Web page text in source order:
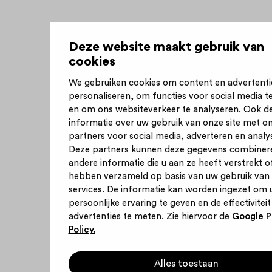
Deze website maakt gebruik van
cookies
We gebruiken cookies om content en
personaliseren, om functies voor social media
en om ons websiteverkeer te analyseren. Ook
informatie over uw gebruik van onze site met
partners voor social media, adverteren en
Deze partners kunnen deze gegevens
andere informatie die u aan ze heeft verstrekt
hebben verzameld op basis van uw gebruik van
services. De informatie kan worden ingezet om
persoonlijke ervaring te geven en de effectiviteit
advertenties te meten. Zie hiervoor de Google
Policy.
Alles toestaan